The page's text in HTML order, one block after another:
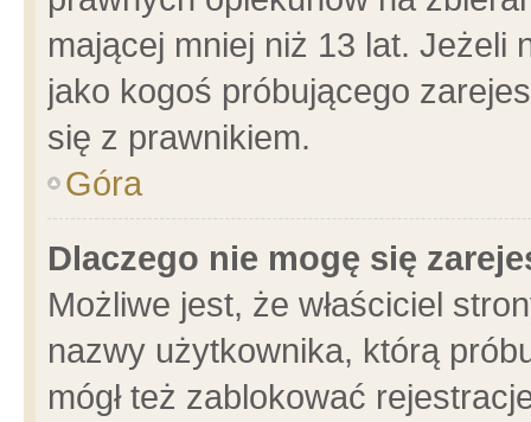
mającej mniej niż 13 lat. Jeżeli
jako kogoś próbującego
się z prawnikiem.
Góra
Dlaczego nie mogę się
Możliwe jest, że właściciel
nazwy użytkownika, którą
mógł też zablokować